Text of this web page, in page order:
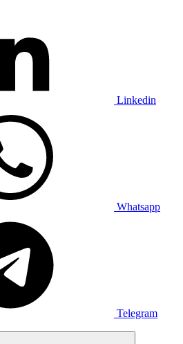
Linkedin
Whatsapp
Telegram